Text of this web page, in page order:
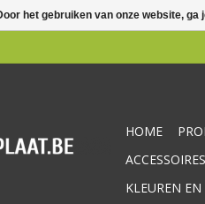
HOME
ACCESSOIRES
KLEUREN EN
het gebruiken van onze website,